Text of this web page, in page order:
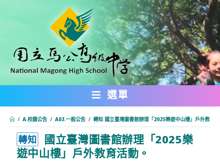
內
選單
/ A.校園公告 / A03.一般公告 / 轉知 國立臺灣圖書館辦理「2025樂遊中山樓」戶外教育
轉知
國立臺灣圖書館辦理「2025樂
遊中山樓」戶外教育活動。